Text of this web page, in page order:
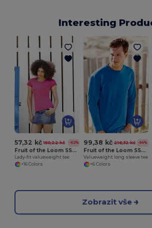
Interesting
57,32 kč 150,22 kč -62%
Fruit of the Loom SS050
Lady-fit valueweight tee
+16 Colors
99,38 kč 216,32 kč -54%
Fruit of the Loom SS032
Valueweight long sleeve tee
+6 Colors
Zobrazit vše